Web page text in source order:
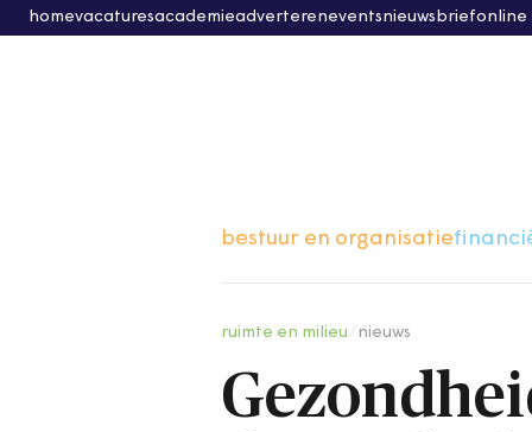
homevacaturesacademieadvertereneventsnieuwsbriefonline
bestuur en organisatie
ruimte en milieu nieuws